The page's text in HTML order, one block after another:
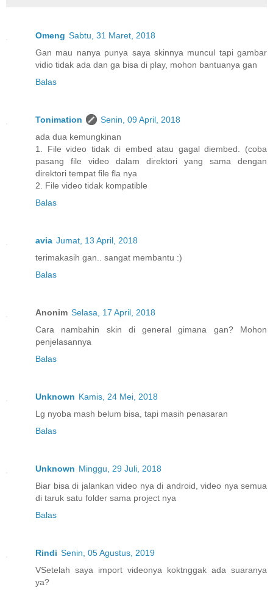
Omeng Sabtu, 31 Maret, 2018
Gan mau nanya punya saya skinnya muncul tapi gambar
vidio tidak ada dan ga bisa di play, mohon bantuanya gan
Balas
Tonimation
Senin, 09 April, 2018
ada dua kemungkinan
1. File video tidak di embed atau gagal diembed. (coba
pasang file video dalam direktori yang sama dengan
direktori tempat file fla nya
2. File video tidak kompatible
Balas
avia Jumat, 13 April, 2018
terimakasih gan.. sangat membantu :)
Balas
Anonim Selasa, 17 April, 2018
Cara nambahin skin di general gimana gan? Mohon
penjelasannya
Balas
Unknown Kamis, 24 Mei, 2018
Lg nyoba mash belum bisa, tapi masih penasaran
Balas
Unknown Minggu, 29 Juli, 2018
Biar bisa di jalankan video nya di android, video nya semua
di taruk satu folder sama project nya
Balas
Rindi Senin, 05 Agustus, 2019
VSetelah saya import videonya koktnggak ada suaranya
ya?